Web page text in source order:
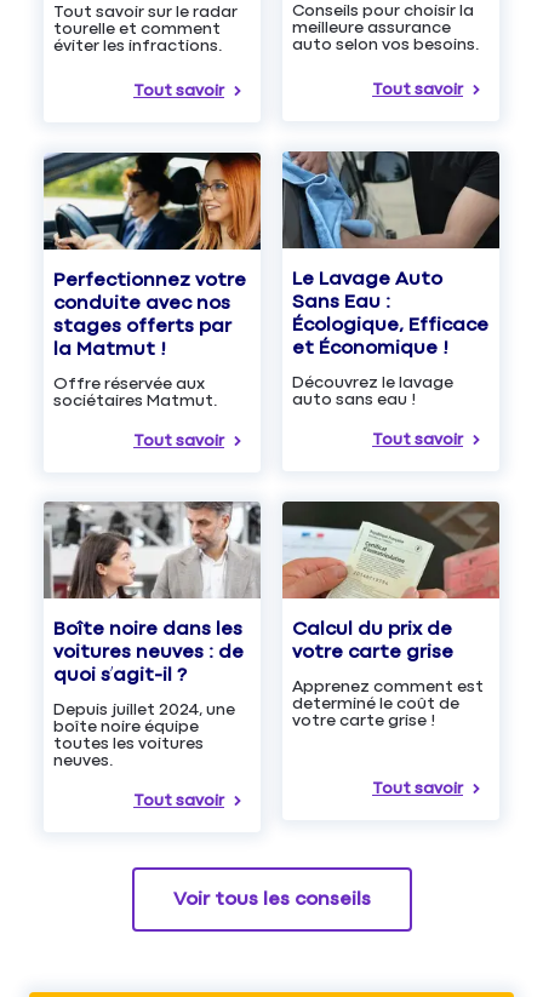
Tout savoir sur le radar
tourelle et comment
éviter les infractions.
Tout savoir
Conseils pour choisir la
meilleure assurance
auto selon vos besoins.
Tout savoir
Perfectionnez votre
conduite avec nos
stages offerts par
la Matmut !
Offre réservée aux
sociétaires Matmut.
Tout savoir
Le Lavage Auto
Sans Eau :
Écologique, Efficace
et Économique !
Découvrez le lavage
auto sans eau !
Tout savoir
Boîte noire dans les
voitures neuves : de
quoi s’agit-il ?
Depuis juillet 2024, une
boîte noire équipe
toutes les voitures
neuves.
Tout savoir
Calcul du prix de
votre carte grise
Apprenez comment est
determiné le coût de
votre carte grise !
Tout savoir
Voir tous les conseils